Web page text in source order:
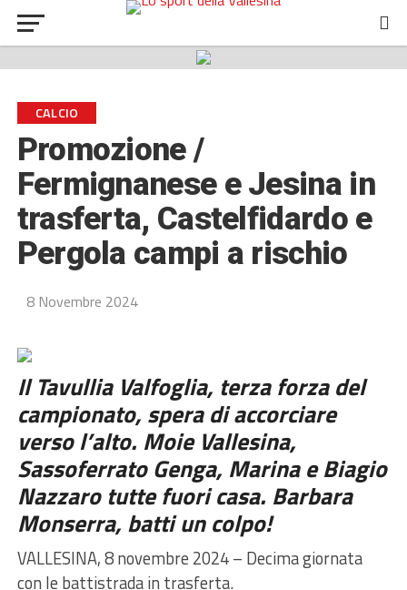
CALCIO
Promozione /
Fermignanese e Jesina in
trasferta, Castelfidardo e
Pergola campi a rischio
8 Novembre 2024
Il Tavullia Valfoglia, terza forza del
campionato, spera di accorciare
verso l’alto. Moie Vallesina,
Sassoferrato Genga, Marina e Biagio
Nazzaro tutte fuori casa. Barbara
Monserra, batti un colpo!
VALLESINA, 8 novembre 2024 – Decima giornata
con le battistrada in trasferta.